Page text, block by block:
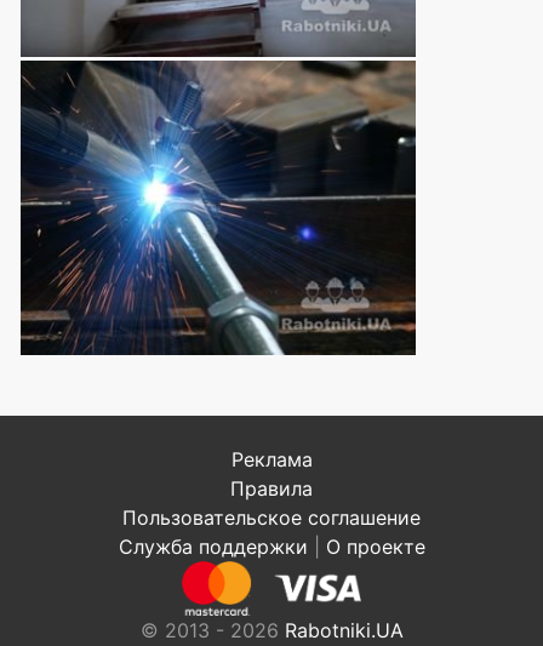
Реклама
Правила
Пользовательское соглашение
Служба поддержки
О проекте
© 2013 - 2026 Rabotniki.UA